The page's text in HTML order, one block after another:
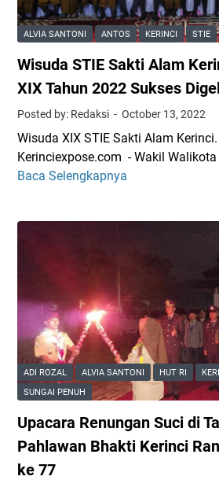
m
a
d
i
a
t
g
i
k
s
i
e
r
u
n
a
n
S
t
n
t
k
o
A
n
s
s
a
r
P
i
s
a
h
S
a
ALVIA SANTONI ANTOS KERINCI STIE
Wisuda STIE Sakti Alam
XIX Tahun 2022 Sukses
Posted by: Redaksi October 13, 2022
Wisuda XIX STIE Sakti Alam
Kerinciexpose.com - Wakil
Baca Selengkapnya
I
E
S
a
k
t
i
ADI ROZAL ALVIA SANTONI HUT RI
SUNGAI PENUH
Upacara Renungan Suci di
Pahlawan Bhakti Kerinci
ke 77